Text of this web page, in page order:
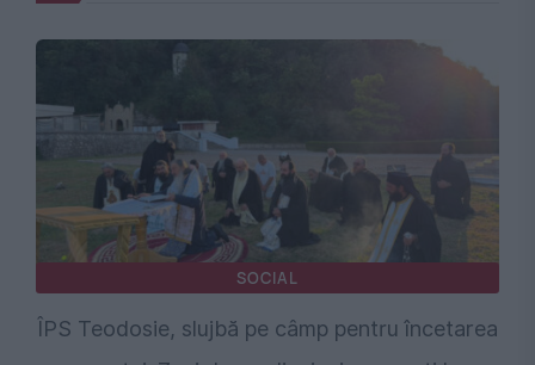
SOCIAL
ÎPS Teodosie, slujbă pe câmp pentru încetarea